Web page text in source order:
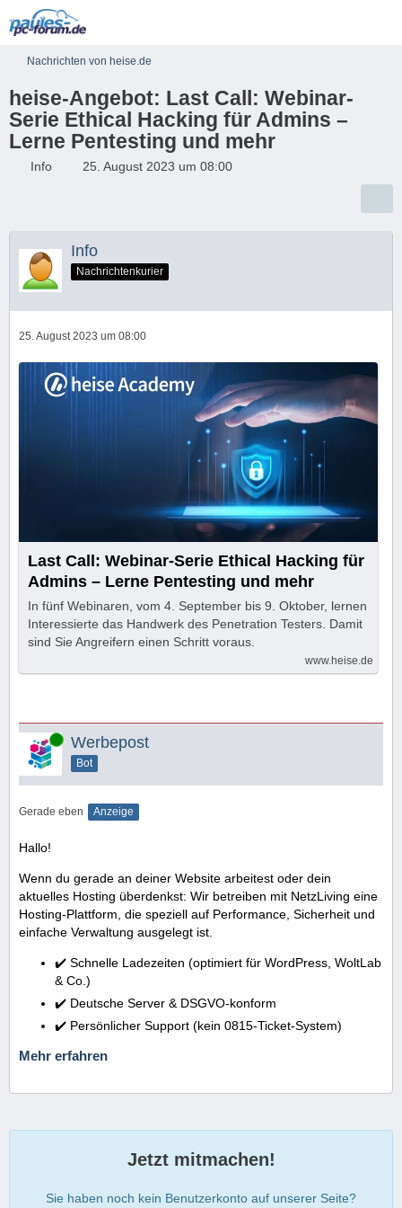
Nachrichten von heise.de
heise-Angebot: Last Call: Webinar-
Serie Ethical Hacking für Admins –
Lerne Pentesting und mehr
Info 25. August 2023 um 08:00
Info
Nachrichtenkurier
25. August 2023 um 08:00
Last Call: Webinar-Serie Ethical Hacking für
Admins – Lerne Pentesting und mehr
In fünf Webinaren, vom 4. September bis 9. Oktober, lernen
Interessierte das Handwerk des Penetration Testers. Damit
sind Sie Angreifern einen Schritt voraus.
www.heise.de
Online Werbepost
Bot
Gerade eben Anzeige
Hallo!
Wenn du gerade an deiner Website arbeitest oder dein
aktuelles Hosting überdenkst: Wir betreiben mit NetzLiving eine
Hosting-Plattform, die speziell auf Performance, Sicherheit und
einfache Verwaltung ausgelegt ist.
✔️ Schnelle Ladezeiten (optimiert für WordPress, WoltLab
& Co.)
✔️ Deutsche Server & DSGVO-konform
✔️ Persönlicher Support (kein 0815-Ticket-System)
Mehr erfahren
Jetzt mitmachen!
Sie haben noch kein Benutzerkonto auf unserer Seite?